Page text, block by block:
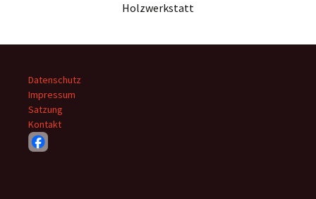
Holzwerkstatt
Datenschutz
Impressum
Satzung
Kontakt